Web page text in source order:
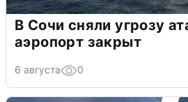
В Сочи сняли угрозу
аэропорт закрыт
6 августа 0